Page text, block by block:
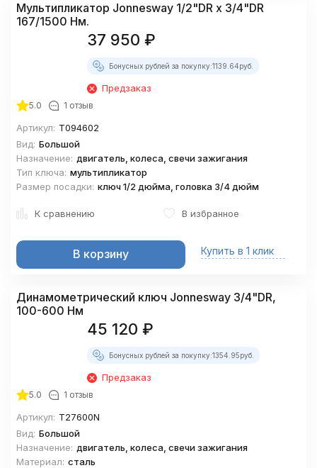
Мультипликатор Jonnesway 1/2"DR х 3/4"DR
167/1500 Нм.
37 950 ₽
Бонусных рублей за покупку:1139.64руб.
Предзаказ
5.0 1 отзыв
Артикул: T094602
Вид: Большой
Назначение: двигатель, колеса, свечи зажигания
Тип ключа: мультипликатор
Размер посадки: ключ 1/2 дюйма, головка 3/4 дюйм
К сравнению В избранное
В корзину Купить в 1 клик
Динамометрический ключ Jonnesway 3/4"DR,
100-600 Нм
45 120 ₽
Бонусных рублей за покупку:1354.95руб.
Предзаказ
5.0 1 отзыв
Артикул: T27600N
Вид: Большой
Назначение: двигатель, колеса, свечи зажигания
Материал: сталь